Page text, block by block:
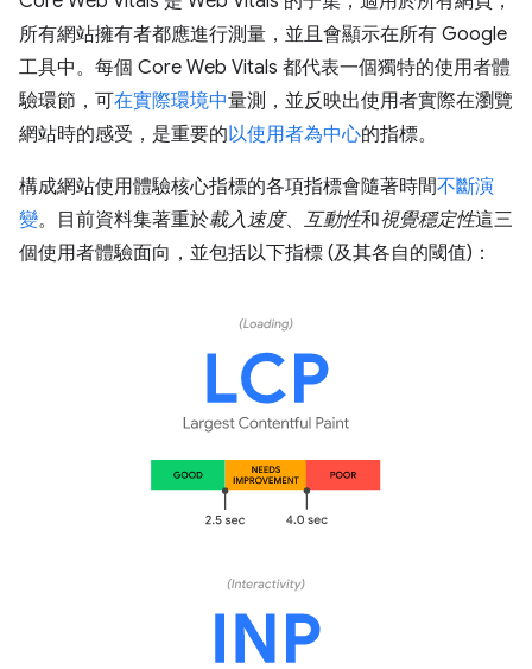
所有網站擁有者都應進行測量，並且會顯示在所有 Google
工具中。每個 Core Web Vitals 都代表一個獨特的使用者體
驗環節，可在實際環境中量測，並反映出使用者實際在瀏覽
網站時的感受，是重要的以使用者為中心的指標。
構成網站使用體驗核心指標的各項指標會隨著時間不斷演
變。目前資料集著重於載入速度、 互動性和視覺穩定性這三
個使用者體驗面向，並包括以下指標 (及其各自的閾值)：